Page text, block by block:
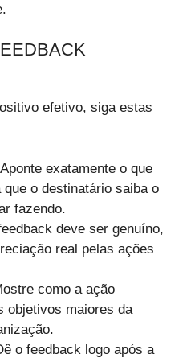
efetivo, siga estas
exatamente o que
o destinatário saiba o
fazendo.
deve ser genuíno,
real pelas ações
como a ação
objetivos maiores da
o feedback logo após a